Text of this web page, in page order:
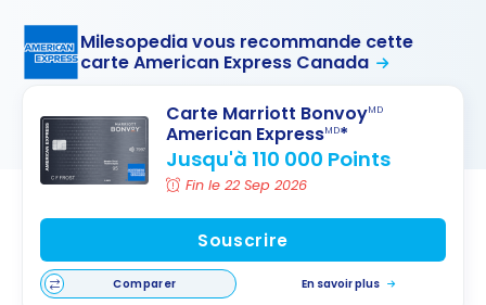
Milesopedia vous recommande cette
carte American Express Canada
Carte Marriott BonvoyMD
American ExpressMD*
Jusqu'à 110 000 Points
Fin le 22 Sep 2026
Souscrire
Comparer En savoir plus